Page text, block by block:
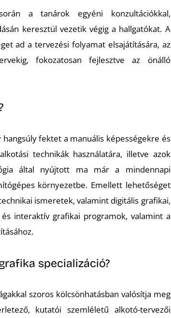
a tanárok egyéni konzultációkkal,
keresztül vezetik végig a hallgatókat. A
ad a tervezési folyamat elsajátítására, az
fokozatosan fejlesztve az önálló
fektet a manuális képességekre és
technikák használatára, illetve azok
által nyújtott ma már a mindennapi
környezetbe. Emellett lehetőséget
ismeretek, valamint digitális grafikai,
interaktív grafikai programok, valamint a
specializáció?
szoros kölcsönhatásban valósítja meg
kutatói szemléletű alkotó-tervezői